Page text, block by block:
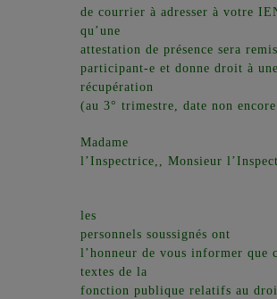
de courrier à adresser à votre
qu’une
attestation de présence sera
participant-e et donne droit à une
récupération
(au 3° trimestre, date non
Madame
l’Inspectrice,, Monsieur
les
personnels soussignés ont
l’honneur de vous informer que
textes de la
fonction publique relatifs au